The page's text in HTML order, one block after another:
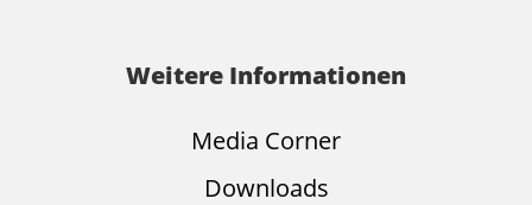
Weitere Informationen
Media Corner
Downloads